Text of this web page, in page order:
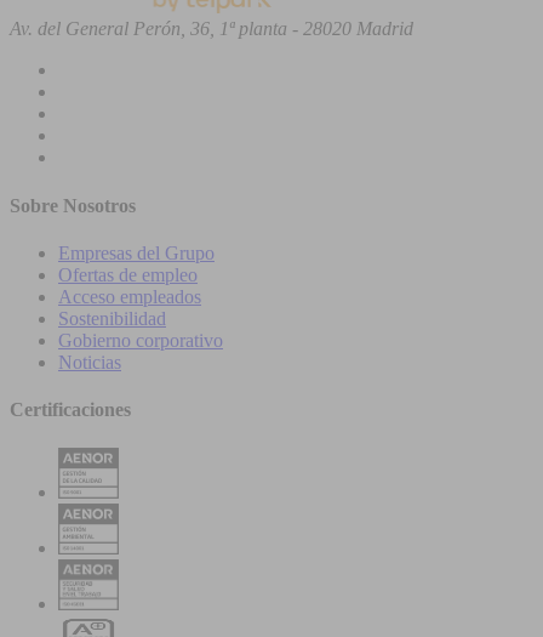
Av. del General Perón, 36, 1ª planta - 28020 Madrid
Sobre Nosotros
Empresas del Grupo
Ofertas de empleo
Acceso empleados
Sostenibilidad
Gobierno corporativo
Noticias
Certificaciones